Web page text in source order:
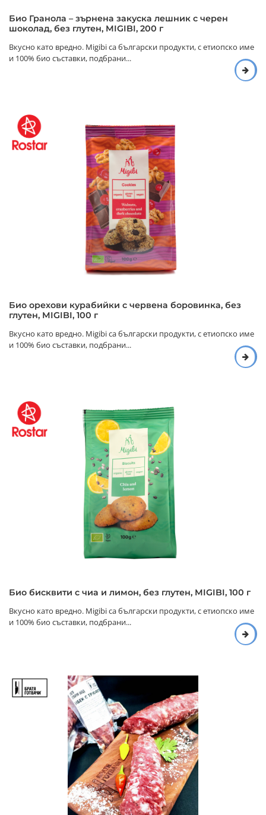
Био Гранола – зърнена закуска лешник с черен
шоколад, без глутен, MIGIBI, 200 г
Вкусно като вредно. Migibi са български продукти, с етиопско име
и 100% био съставки, подбрани...
Био орехови курабийки с червена боровинка, без
глутен, MIGIBI, 100 г
Вкусно като вредно. Migibi са български продукти, с етиопско име
и 100% био съставки, подбрани...
Био бисквити с чиа и лимон, без глутен, MIGIBI, 100 г
Вкусно като вредно. Migibi са български продукти, с етиопско име
и 100% био съставки, подбрани...